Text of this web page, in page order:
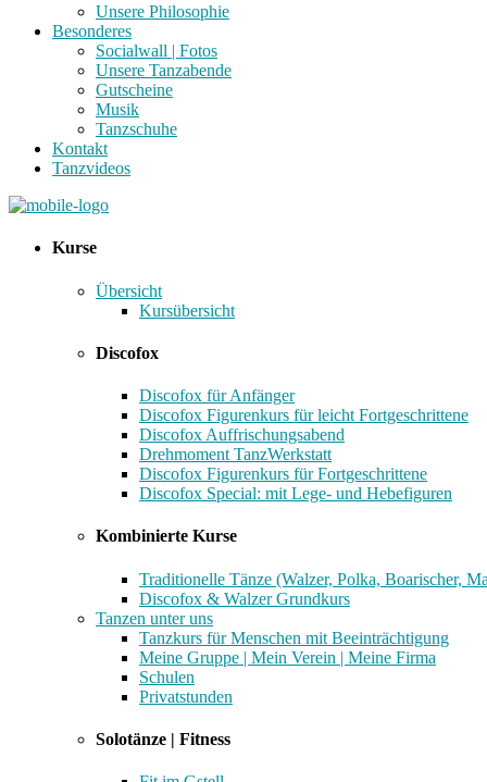
Unsere Philosophie
Besonderes
Socialwall | Fotos
Unsere Tanzabende
Gutscheine
Musik
Tanzschuhe
Kontakt
Tanzvideos
Kurse
Übersicht
Kursübersicht
Discofox
Discofox für Anfänger
Discofox Figurenkurs für leicht Fortgeschrittene
Discofox Auffrischungsabend
Drehmoment TanzWerkstatt
Discofox Figurenkurs für Fortgeschrittene
Discofox Special: mit Lege- und Hebefiguren
Kombinierte Kurse
Traditionelle Tänze (Walzer, Polka, Boarischer,
Discofox & Walzer Grundkurs
Tanzen unter uns
Tanzkurs für Menschen mit Beeinträchtigung
Meine Gruppe | Mein Verein | Meine Firma
Schulen
Privatstunden
Solotänze | Fitness